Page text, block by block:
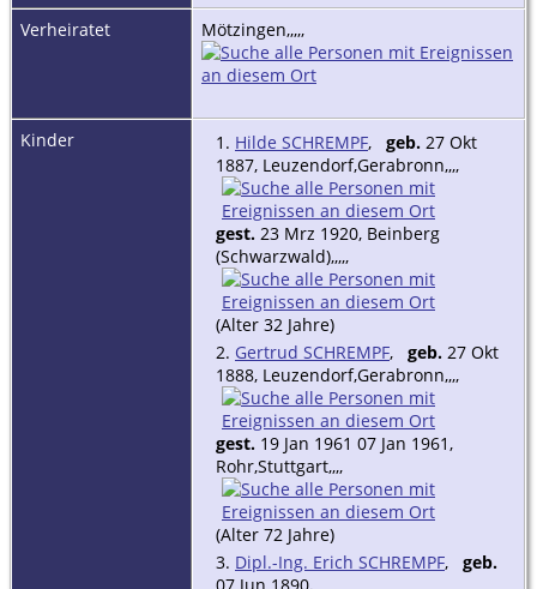
Verheiratet
Mötzingen,,,,,
Kinder 1. Hilde SCHREMPF, geb. 27 Okt
1887, Leuzendorf,Gerabronn,,,,
gest. 23 Mrz 1920, Beinberg
(Schwarzwald),,,,,
(Alter 32 Jahre)
2. Gertrud SCHREMPF, geb. 27 Okt
1888, Leuzendorf,Gerabronn,,,,
gest. 19 Jan 1961 07 Jan 1961,
Rohr,Stuttgart,,,,
(Alter 72 Jahre)
3. Dipl.-Ing. Erich SCHREMPF, geb.
07 Jun 1890,